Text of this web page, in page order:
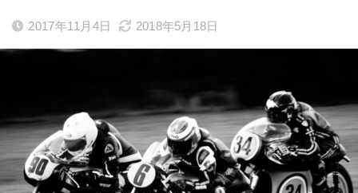
2017年11月4日 2018年5月18日